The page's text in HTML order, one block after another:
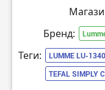
Бренд:
Теги: LUMME LU-1340
TEFAL SIMPLY